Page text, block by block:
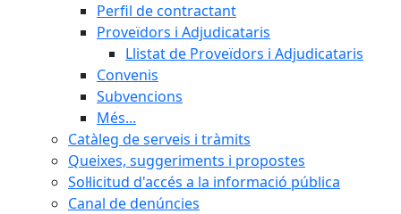
Perfil de contractant
Proveïdors i Adjudicataris
Llistat de Proveïdors i Adjudicataris
Convenis
Subvencions
Més...
Catàleg de serveis i tràmits
Queixes, suggeriments i propostes
Sol·licitud d'accés a la informació pública
Canal de denúncies